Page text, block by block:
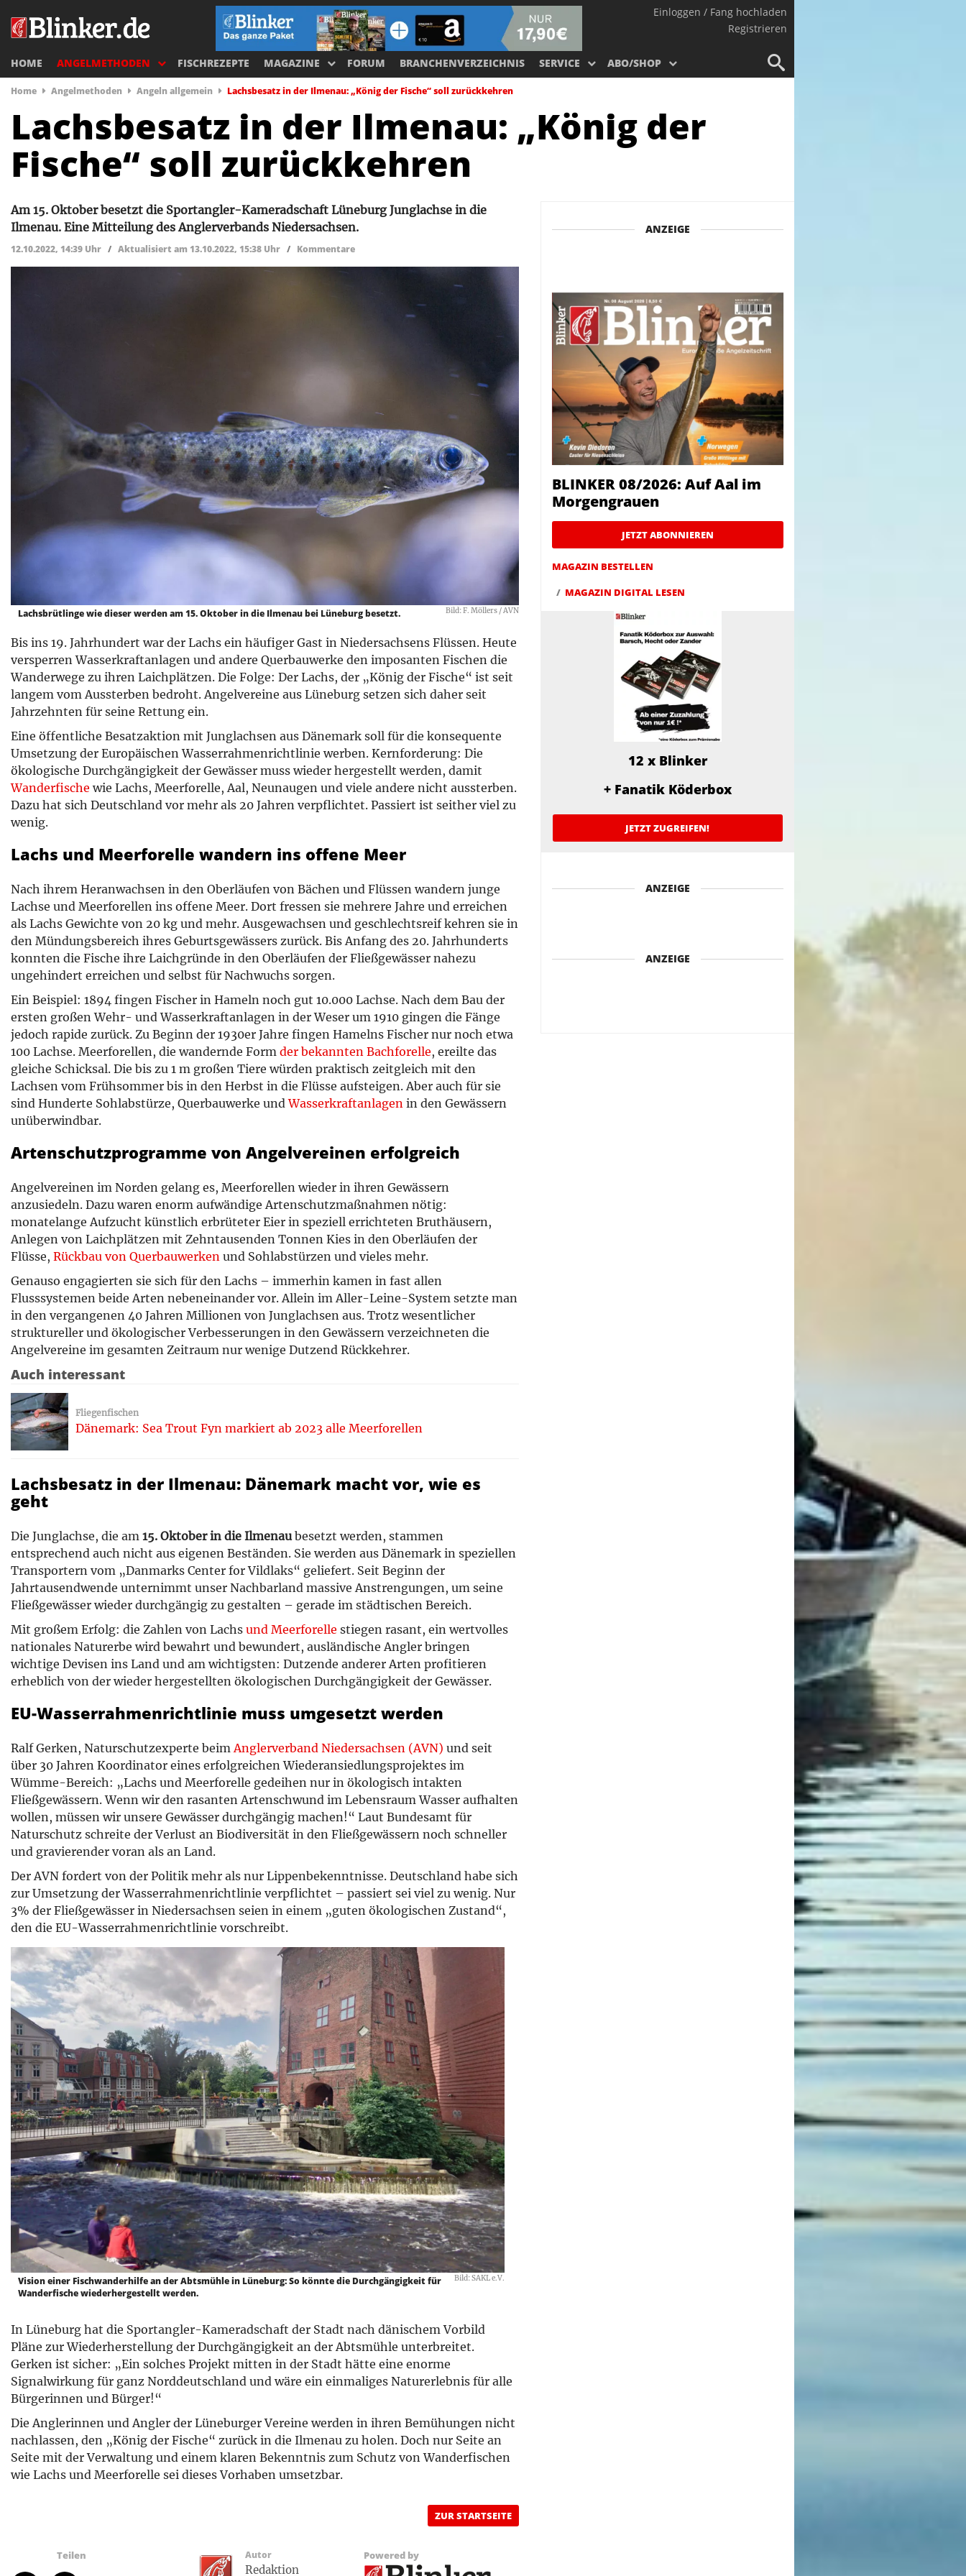
Einloggen / Fang hochladen
Registrieren
HOME ANGELMETHODEN FISCHREZEPTE MAGAZINE FORUM BRANCHENVERZEICHNIS SERVICE ABO/SHOP
Home Angelmethoden Angeln allgemein Lachsbesatz in der Ilmenau: „König der Fische“ soll zurückkehren
Lachsbesatz in der Ilmenau: „König der
Fische“ soll zurückkehren
Am 15. Oktober besetzt die Sportangler-Kameradschaft Lüneburg Junglachse in die
Ilmenau. Eine Mitteilung des Anglerverbands Niedersachsen.
12.10.2022, 14:39 Uhr / Aktualisiert am 13.10.2022, 15:38 Uhr / Kommentare
Bild: F. Möllers / AVN
Lachsbrütlinge wie dieser werden am 15. Oktober in die Ilmenau bei Lüneburg besetzt.
Bis ins 19. Jahrhundert war der Lachs ein häufiger Gast in Niedersachsens Flüssen. Heute
versperren Wasserkraftanlagen und andere Querbauwerke den imposanten Fischen die
Wanderwege zu ihren Laichplätzen. Die Folge: Der Lachs, der „König der Fische“ ist seit
langem vom Aussterben bedroht. Angelvereine aus Lüneburg setzen sich daher seit
Jahrzehnten für seine Rettung ein.
Eine öffentliche Besatzaktion mit Junglachsen aus Dänemark soll für die konsequente
Umsetzung der Europäischen Wasserrahmenrichtlinie werben. Kernforderung: Die
ökologische Durchgängigkeit der Gewässer muss wieder hergestellt werden, damit
Wanderfische wie Lachs, Meerforelle, Aal, Neunaugen und viele andere nicht aussterben.
Dazu hat sich Deutschland vor mehr als 20 Jahren verpflichtet. Passiert ist seither viel zu
wenig.
Lachs und Meerforelle wandern ins offene Meer
Nach ihrem Heranwachsen in den Oberläufen von Bächen und Flüssen wandern junge
Lachse und Meerforellen ins offene Meer. Dort fressen sie mehrere Jahre und erreichen
als Lachs Gewichte von 20 kg und mehr. Ausgewachsen und geschlechtsreif kehren sie in
den Mündungsbereich ihres Geburtsgewässers zurück. Bis Anfang des 20. Jahrhunderts
konnten die Fische ihre Laichgründe in den Oberläufen der Fließgewässer nahezu
ungehindert erreichen und selbst für Nachwuchs sorgen.
Ein Beispiel: 1894 fingen Fischer in Hameln noch gut 10.000 Lachse. Nach dem Bau der
ersten großen Wehr- und Wasserkraftanlagen in der Weser um 1910 gingen die Fänge
jedoch rapide zurück. Zu Beginn der 1930er Jahre fingen Hamelns Fischer nur noch etwa
100 Lachse. Meerforellen, die wandernde Form der bekannten Bachforelle, ereilte das
gleiche Schicksal. Die bis zu 1 m großen Tiere würden praktisch zeitgleich mit den
Lachsen vom Frühsommer bis in den Herbst in die Flüsse aufsteigen. Aber auch für sie
sind Hunderte Sohlabstürze, Querbauwerke undWasserkraftanlagen in den Gewässern
unüberwindbar.
Artenschutzprogramme von Angelvereinen erfolgreich
Angelvereinen im Norden gelang es, Meerforellen wieder in ihren Gewässern
anzusiedeln. Dazu waren enorm aufwändige Artenschutzmaßnahmen nötig:
monatelange Aufzucht künstlich erbrüteter Eier in speziell errichteten Bruthäusern,
Anlegen von Laichplätzen mit Zehntausenden Tonnen Kies in den Oberläufen der
Flüsse, Rückbau von Querbauwerken und Sohlabstürzen und vieles mehr.
Genauso engagierten sie sich für den Lachs – immerhin kamen in fast allen
Flusssystemen beide Arten nebeneinander vor. Allein im Aller-Leine-System setzte man
in den vergangenen 40 Jahren Millionen von Junglachsen aus. Trotz wesentlicher
struktureller und ökologischer Verbesserungen in den Gewässern verzeichneten die
Angelvereine im gesamten Zeitraum nur wenige Dutzend Rückkehrer.
Auch interessant
Fliegenfischen
Dänemark: Sea Trout Fyn markiert ab 2023 alle Meerforellen
Lachsbesatz in der Ilmenau: Dänemark macht vor, wie es
geht
Die Junglachse, die am 15. Oktober in die Ilmenaubesetzt werden, stammen
entsprechend auch nicht aus eigenen Beständen. Sie werden aus Dänemark in speziellen
Transportern vom „Danmarks Center for Vildlaks“ geliefert. Seit Beginn der
Jahrtausendwende unternimmt unser Nachbarland massive Anstrengungen, um seine
Fließgewässer wieder durchgängig zu gestalten – gerade im städtischen Bereich.
Mit großem Erfolg: die Zahlen von Lachs und Meerforelle stiegen rasant, ein wertvolles
nationales Naturerbe wird bewahrt und bewundert, ausländische Angler bringen
wichtige Devisen ins Land und am wichtigsten: Dutzende anderer Arten profitieren
erheblich von der wieder hergestellten ökologischen Durchgängigkeit der Gewässer.
EU-Wasserrahmenrichtlinie muss umgesetzt werden
Ralf Gerken, Naturschutzexperte beimAnglerverband Niedersachsen (AVN) und seit
über 30 Jahren Koordinator eines erfolgreichen Wiederansiedlungsprojektes im
Wümme-Bereich: „Lachs und Meerforelle gedeihen nur in ökologisch intakten
Fließgewässern. Wenn wir den rasanten Artenschwund im Lebensraum Wasser aufhalten
wollen, müssen wir unsere Gewässer durchgängig machen!“ Laut Bundesamt für
Naturschutz schreite der Verlust an Biodiversität in den Fließgewässern noch schneller
und gravierender voran als an Land.
Der AVN fordert von der Politik mehr als nur Lippenbekenntnisse. Deutschland habe sich
zur Umsetzung der Wasserrahmenrichtlinie verpflichtet – passiert sei viel zu wenig. Nur
3% der Fließgewässer in Niedersachsen seien in einem „guten ökologischen Zustand“,
den die EU-Wasserrahmenrichtlinie vorschreibt.
Bild: SAKL e.V.
Vision einer Fischwanderhilfe an der Abtsmühle in Lüneburg: So könnte die Durchgängigkeit für
Wanderfische wiederhergestellt werden.
In Lüneburg hat die Sportangler-Kameradschaft der Stadt nach dänischem Vorbild
Pläne zur Wiederherstellung der Durchgängigkeit an der Abtsmühle unterbreitet.
Gerken ist sicher: „Ein solches Projekt mitten in der Stadt hätte eine enorme
Signalwirkung für ganz Norddeutschland und wäre ein einmaliges Naturerlebnis für alle
Bürgerinnen und Bürger!“
Die Anglerinnen und Angler der Lüneburger Vereine werden in ihren Bemühungen nicht
nachlassen, den „König der Fische“ zurück in die Ilmenau zu holen. Doch nur Seite an
Seite mit der Verwaltung und einem klaren Bekenntnis zum Schutz von Wanderfischen
wie Lachs und Meerforelle sei dieses Vorhaben umsetzbar.
ZUR STARTSEITE
Teilen Autor
Redaktion
Powered by
ANZEIGE
BLINKER 08/2026: Auf Aal im
Morgengrauen
JETZT ABONNIEREN
MAGAZIN BESTELLEN
MAGAZIN DIGITAL LESEN
12 x Blinker
+ Fanatik Köderbox
JETZT ZUGREIFEN!
ANZEIGE
ANZEIGE